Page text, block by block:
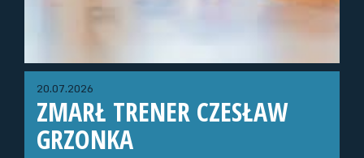
20.07.2026
ZMARŁ TRENER CZESŁAW
GRZONKA